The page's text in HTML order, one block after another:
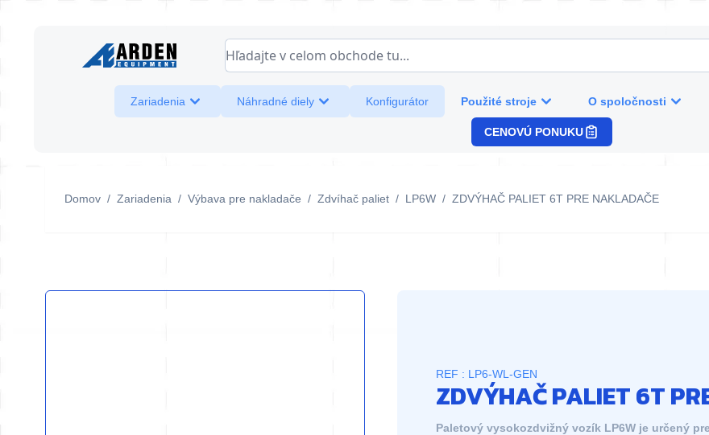
Hľadajte v celom obchode tu...
Zariadenia Náhradné diely Konfigurátor Použité stroje O spoločnosti
CENOVÚ PONUKU
Domov / Zariadenia / Výbava pre nakladače / Zdvíhač paliet / LP6W / ZDVÝHAČ PALIET 6T PRE NAKLADAČE
REF : LP6-WL-GEN
ZDVÝHAČ PALIET 6T
Paletový vysokozdvižný vozík LP6W je určený